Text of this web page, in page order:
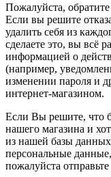
Пожалуйста,
Если вы решите
удалить себя из
сделаете это, вы всё
информацией о
(например,
изменении пароля и
интернет-магазином.
Если Вы решите, что
нашего магазина и
из нашей базы
персональные
пожалуйста